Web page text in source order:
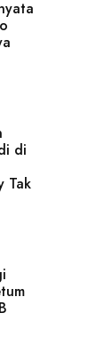
di
Tak